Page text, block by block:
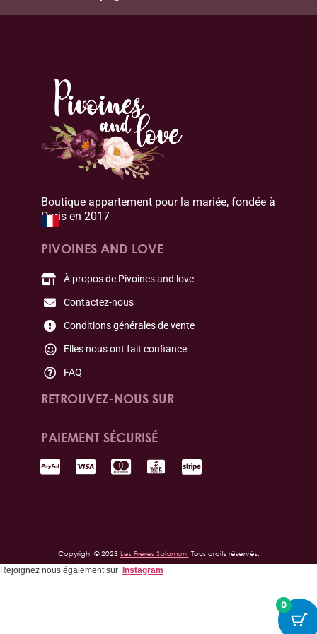
Boutique appartement pour la mariée, fondée à
Paris en 2017
PIVOINES AND LOVE
À propos de Pivoines and love
Contactez-nous
Conditions générales de vente
Elles nous ont fait confiance
FAQ
RETROUVEZ-NOUS SUR
PAIEMENT SÉCURISÉ
Copyright © 2023 Les Frères Salamon. Tous droits réservés.
0
Rejoignez nous également sur Instagram